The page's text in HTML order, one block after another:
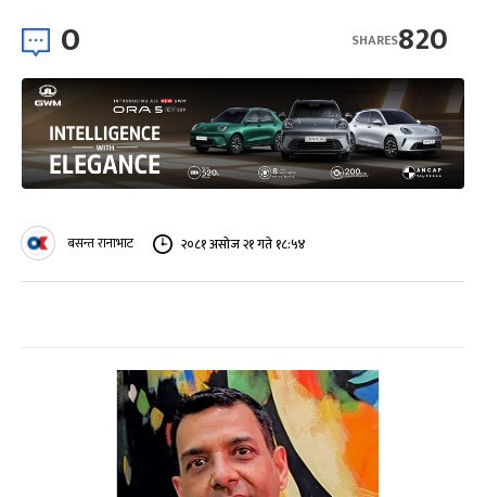
0 820
SHARES
बसन्त रानाभाट २०८१ असोज २१ गते १८:५४